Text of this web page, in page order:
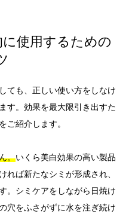
使用するための
ても、正しい使い方をしなけ
す。効果を最大限引き出すた
ご紹介します。
。いくら美白効果の高い製品
れば新たなシミが形成され、
。シミケアをしながら日焼け
穴をふさがずに水を注ぎ続け